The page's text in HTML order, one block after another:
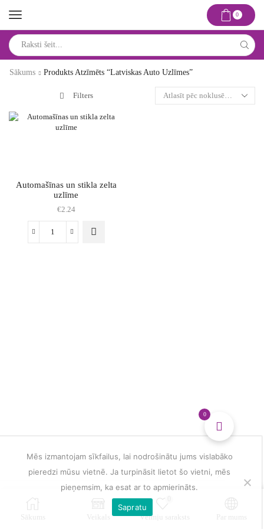
0
input
Sākums
Produkts Atzīmēts “latviskas Auto Uzlīmes”
Filters
Automašīnas un stikla zelta
uzlīme
€2.24
Automašīnas
Sākums Veikals Vēlmju saraksts Par mums
0
Mēs izmantojam sīkfailus, lai nodrošinātu jums vislabāko
pieredzi mūsu vietnē. Ja turpināsit lietot šo vietni, mēs
pieņemsim, ka esat ar to apmierināts.
Sapratu